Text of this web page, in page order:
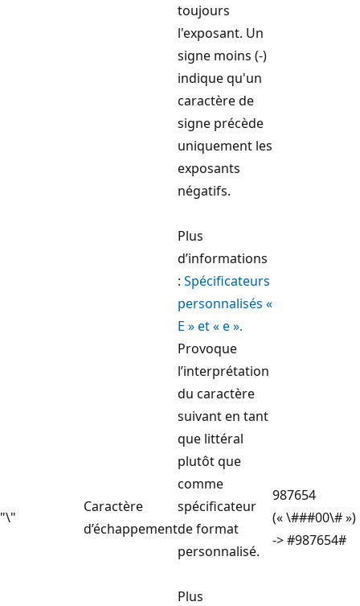
toujours
l'exposant. Un
signe moins (-)
indique qu'un
caractère de
signe précède
uniquement les
exposants
négatifs.
Plus
d’informations
: Spécificateurs
personnalisés «
E » et « e ».
"\"
Caractère
d’échappement
Provoque
l’interprétation
du caractère
suivant en tant
que littéral
plutôt que
comme
spécificateur
de format
personnalisé.
Plus
987654
(« \###00\# »)
-> #987654#